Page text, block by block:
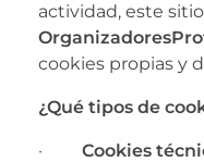
actividad, este
cookies propias y
¿Qué tipos de
· Cookies